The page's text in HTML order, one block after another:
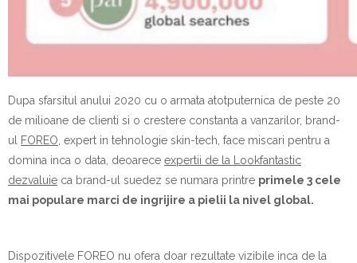
Dupa sfarsitul anului 2020 cu o armata atotputernica de peste 20
de milioane de clienti si o crestere constanta a vanzarilor, brand-
ul
FOREO , expert in tehnologie skin-tech, face miscari pentru a
domina inca o data, deoarece expertii de la Lookfantastic
dezvaluie ca brand-ul suedez se numara printre primele 3 cele
mai populare marci de ingrijire a pielii la nivel global.
Dispozitivele FOREO nu ofera doar rezultate vizibile inca de la